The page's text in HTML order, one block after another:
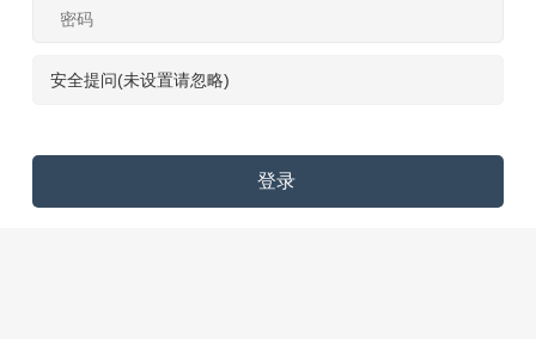
安全提问(未设置请忽略)
登录